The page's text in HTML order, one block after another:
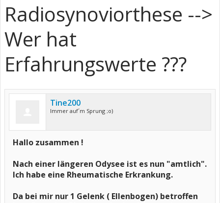
Radiosynoviorthese -->
Wer hat
Erfahrungswerte ???
Tine200
Immer auf´m Sprung ;o)
Hallo zusammen !
Nach einer längeren Odysee ist es nun "amtlich".
Ich habe eine Rheumatische Erkrankung.
Da bei mir nur 1 Gelenk ( Ellenbogen) betroffen